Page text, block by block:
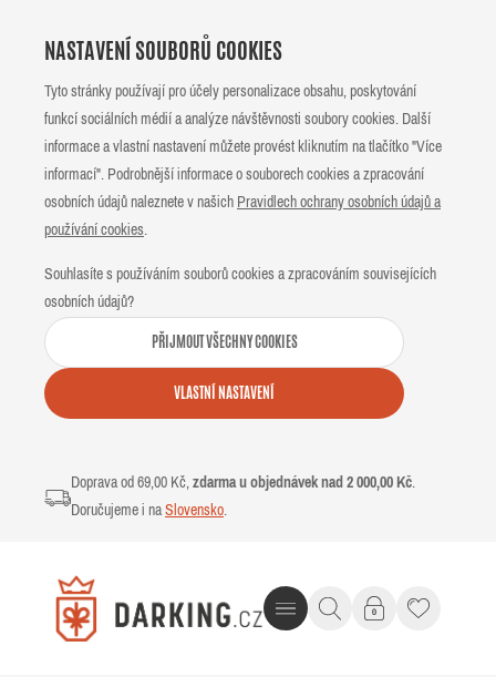
NASTAVENÍ SOUBORŮ COOKIES
Tyto stránky používají pro účely personalizace obsahu, poskytování
funkcí sociálních médií a analýze návštěvnosti soubory cookies. Další
informace a vlastní nastavení můžete provést kliknutím na tlačítko "Více
informací". Podrobnější informace o souborech cookies a zpracování
osobních údajů naleznete v našich Pravidlech ochrany osobních údajů a
používání cookies.
Souhlasíte s používáním souborů cookies a zpracováním souvisejících
osobních údajů?
PŘIJMOUT VŠECHNY COOKIES
VLASTNÍ NASTAVENÍ
Doprava od 69,00 Kč,zdarma u objednávek nad 2 000,00 Kč.
Doručujeme i naSlovensko.